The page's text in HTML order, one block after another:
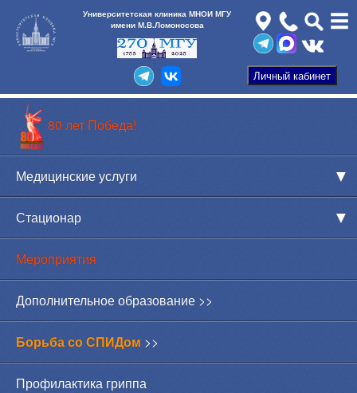
Университетская клиника МНОИ МГУ
имени М.В.Ломоносова
80 лет Победа!
Медицинские услуги
Стационар
Мероприятия
Дополнительное образование >>
Борьба со СПИДом >>
Профилактика гриппа